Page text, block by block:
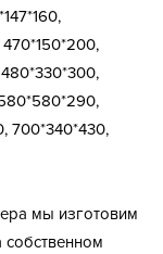
700*340*430,
мы изготовим